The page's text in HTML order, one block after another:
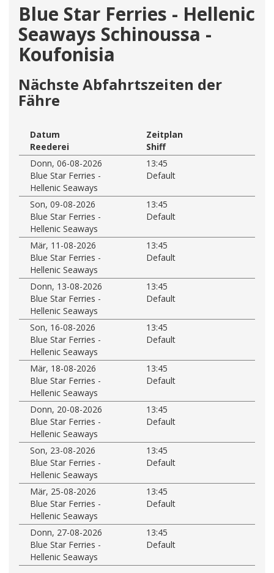
Blue Star Ferries - Hellenic
Seaways Schinoussa -
Koufonisia
Nächste Abfahrtszeiten der
Fähre
Datum
Zeitplan
Reederei
Shiff
Donn, 06-08-2026
13:45
Blue Star Ferries -
Hellenic Seaways
Default
Son, 09-08-2026
13:45
Blue Star Ferries -
Hellenic Seaways
Default
Mär, 11-08-2026
13:45
Blue Star Ferries -
Hellenic Seaways
Default
Donn, 13-08-2026
13:45
Blue Star Ferries -
Hellenic Seaways
Default
Son, 16-08-2026
13:45
Blue Star Ferries -
Hellenic Seaways
Default
Mär, 18-08-2026
13:45
Blue Star Ferries -
Hellenic Seaways
Default
Donn, 20-08-2026
13:45
Blue Star Ferries -
Hellenic Seaways
Default
Son, 23-08-2026
13:45
Blue Star Ferries -
Hellenic Seaways
Default
Mär, 25-08-2026
13:45
Blue Star Ferries -
Hellenic Seaways
Default
Donn, 27-08-2026
13:45
Blue Star Ferries -
Hellenic Seaways
Default